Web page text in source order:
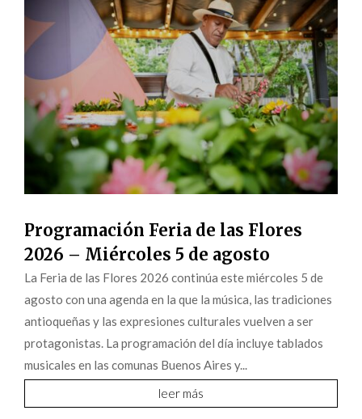
Programación Feria de las Flores
2026 – Miércoles 5 de agosto
La Feria de las Flores 2026 continúa este miércoles 5 de
agosto con una agenda en la que la música, las tradiciones
antioqueñas y las expresiones culturales vuelven a ser
protagonistas. La programación del día incluye tablados
musicales en las comunas Buenos Aires y...
leer más